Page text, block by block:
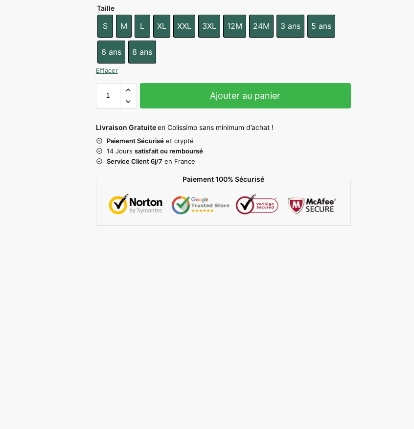
Taille
S M L XL XXL 3XL 12M 24M 3 ans 5 ans
6 ans 8 ans
Effacer
Ajouter au panier
Livraison Gratuiteen Colissimo sans minimum d’achat !
Paiement Sécuriséet crypté
14 Jours satisfait ou remboursé
Service Client 6j/7 en France
Paiement 100% Sécurisé